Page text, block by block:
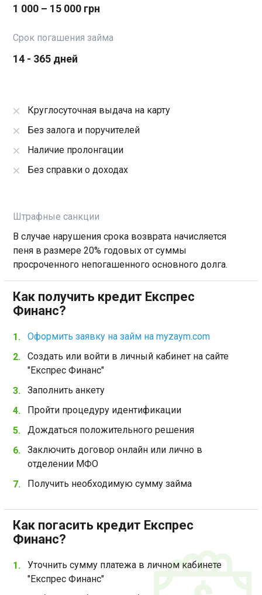
1 000 – 15 000 грн
Срок погашения займа
14 - 365 дней
Круглосуточная выдача на карту
Без залога и поручителей
Наличие пролонгации
Без справки о доходах
Штрафные санкции
В случае нарушения срока возврата начисляется
пеня в размере 20% годовых от суммы
просроченного непогашенного основного долга.
Как получить кредит Експрес
Финанс?
Оформить заявку на займ на myzaym.com
Создать или войти в личный кабинет на сайте
"Експрес Финанс"
Заполнить анкету
Пройти процедуру идентификации
Дождаться положительного решения
Заключить договор онлайн или лично в
отделении МФО
Получить необходимую сумму займа
Как погасить кредит Експрес
Финанс?
Уточнить сумму платежа в личном кабинете
"Експрес Финанс"